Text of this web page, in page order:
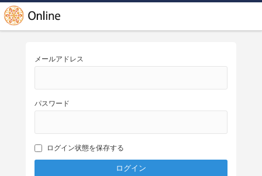
メールアドレス
パスワード
ログイン状態を保存する